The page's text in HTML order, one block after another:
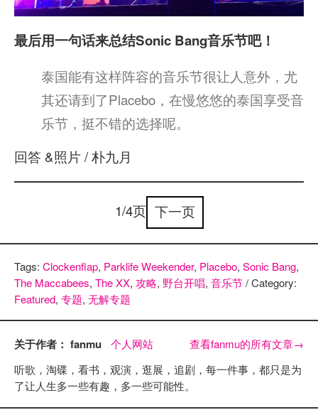
最后用一句话来总结Sonic Bang音乐节吧！
泰国能有这样阵容的音乐节很让人意外，尤
其还请到了Placebo，在慢悠悠的泰国享受音
乐节，挺不错的选择呢。
回答 &照片 / 朴九月
1/4页 下一页
Tags: Clockenflap, Parklife Weekender, Placebo, Sonic Bang,
The Maccabees, The XX, 攻略, 野台开唱, 音乐节/ Category:
Featured, 专题, 无解专题
关于作者： fanmu 个人网站 查看fanmu的所有文章→
听歌，淘碟，看书，观演，逛展，追剧，每一件事，都只是为
了让人生多一些有趣，多一些可能性。